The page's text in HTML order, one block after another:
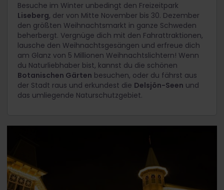
Besuche im Winter unbedingt den Freizeitpark
Liseberg, der von Mitte November bis 30. Dezember
den größten Weihnachtsmarkt in ganze Schweden
beherbergt. Vergnüge dich mit den Fahrattraktionen,
lausche den Weihnachtsgesängen und erfreue dich
am Glanz von 5 Millionen Weihnachtslichtern! Wenn
du Naturliebhaber bist, kannst du die schönen
Botanischen Gärten besuchen, oder du fährst aus
der Stadt raus und erkundest die Delsjön-Seen und
das umliegende Naturschutzgebiet.